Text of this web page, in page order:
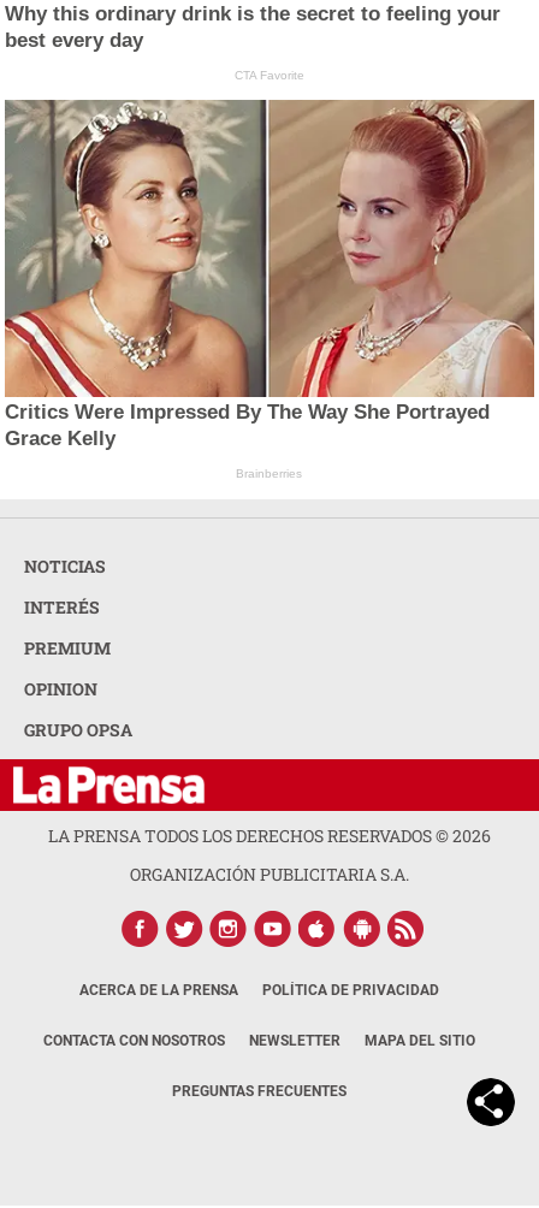
Why this ordinary drink is the secret to feeling your
best every day
CTA Favorite
Critics Were Impressed By The Way She Portrayed
Grace Kelly
Brainberries
NOTICIAS
INTERÉS
PREMIUM
OPINION
GRUPO OPSA
LA PRENSA TODOS LOS DERECHOS RESERVADOS ©2026
ORGANIZACIÓN PUBLICITARIA S.A.
ACERCA DE LA PRENSA POLÍTICA DE PRIVACIDAD
CONTACTA CON NOSOTROS NEWSLETTER MAPA DEL SITIO
PREGUNTAS FRECUENTES